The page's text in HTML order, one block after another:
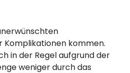
Komplikationen kommen.
in der Regel aufgrund der
weniger durch das